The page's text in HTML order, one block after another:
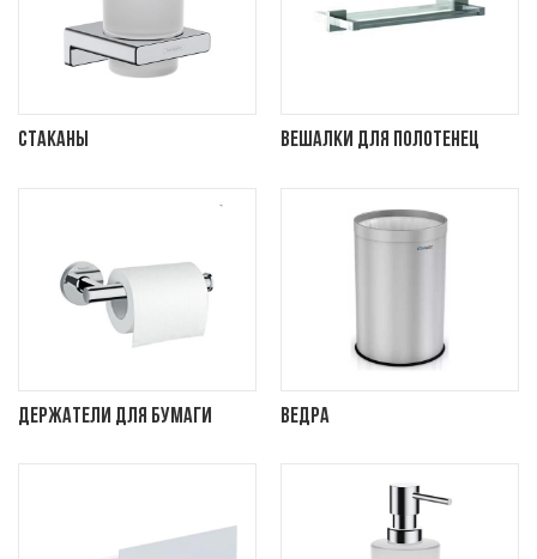
Стаканы Вешалки для полотенец
Держатели для бумаги Ведра